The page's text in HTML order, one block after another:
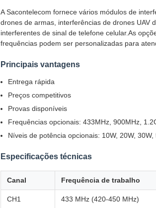
A Sacontelecom fornece vários módulos de
drones de armas, interferências de drones UAV
interferentes de sinal de telefone celular.As
frequências podem ser personalizadas para
Principais vantagens
Entrega rápida
Preços competitivos
Provas disponíveis
Frequências opcionais: 433MHz, 900MHz,
Níveis de potência opcionais: 10W, 20W, 30W,
Especificações técnicas
Canal Frequência de trabalho
CH1 433 MHz (420-450 MHz)